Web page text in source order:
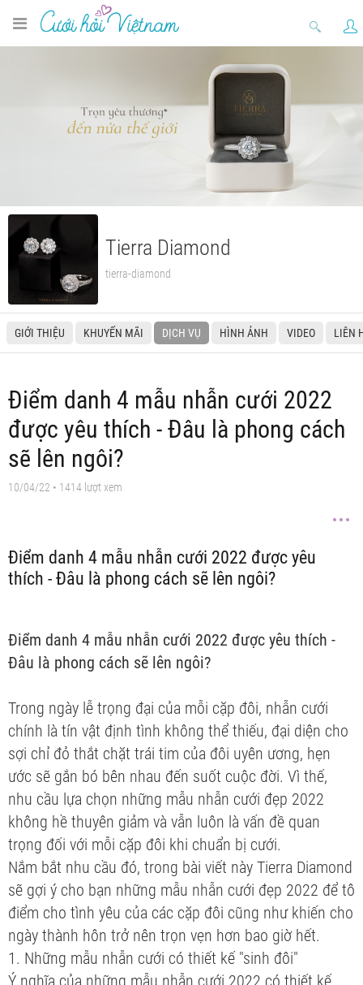
Tierra Diamond
tierra-diamond
GIỚI THIỆU KHUYẾN MÃI DỊCH VỤ HÌNH ẢNH VIDEO LIÊN
Điểm danh 4 mẫu nhẫn cưới 2022
được yêu thích - Đâu là phong cách
sẽ lên ngôi?
10/04/22 • 1414 lượt xem
Điểm danh 4 mẫu nhẫn cưới 2022 được yêu
thích - Đâu là phong cách sẽ lên ngôi?
Điểm danh 4 mẫu nhẫn cưới 2022 được yêu thích -
Đâu là phong cách sẽ lên ngôi?
Trong ngày lễ trọng đại của mỗi cặp đôi, nhẫn cưới
chính là tín vật định tình không thể thiếu, đại diện cho
sợi chỉ đỏ thắt chặt trái tim của đôi uyên ương, hẹn
ước sẽ gắn bó bên nhau đến suốt cuộc đời. Vì thế,
nhu cầu lựa chọn những mẫu nhẫn cưới đẹp 2022
không hề thuyên giảm và vẫn luôn là vấn đề quan
trọng đối với mỗi cặp đôi khi chuẩn bị cưới.
Nắm bắt nhu cầu đó, trong bài viết này Tierra Diamond
sẽ gợi ý cho bạn những mẫu nhẫn cưới đẹp 2022 để tô
điểm cho tình yêu của các cặp đôi cũng như khiến cho
ngày thành hôn trở nên trọn vẹn hơn bao giờ hết.
1. Những mẫu nhẫn cưới có thiết kế "sinh đôi"
Ý nghĩa của những mẫu nhẫn cưới 2022 có thiết kế